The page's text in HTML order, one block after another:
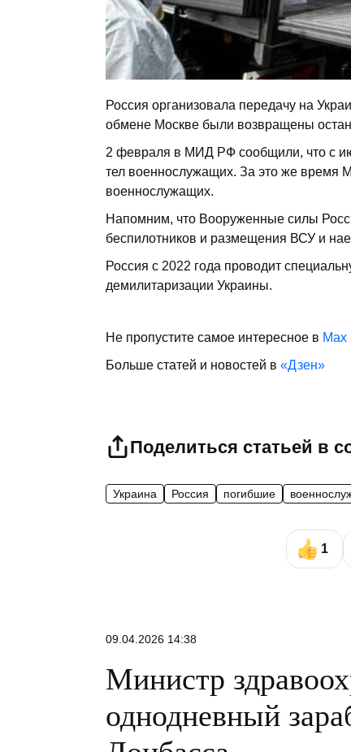
Россия организовала передачу на
обмене Москве были возвращены
2 февраля в МИД РФ сообщили, что с
тел военнослужащих. За это же время
военнослужащих.
Напомним, что Вооруженные силы
беспилотников и размещения ВСУ и
Россия с 2022 года проводит
демилитаризации Украины.
Не пропустите самое интересное в Max
Больше статей и новостей в «Дзен»
Поделиться статьей в
Украина Россия погибшие
1
09.04.2026 14:38
Министр
однодневный